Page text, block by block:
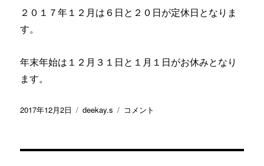
２０１７年１２月は６日と２０日が定休日となりま
す。
年末年始は１２月３１日と１月１日がお休みとなり
ます。
投
2017年12月2日
カ
リ
deekay.s
特
贈
コメント